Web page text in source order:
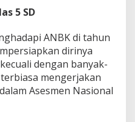
5 SD
ANBK di tahun
dirinya
dengan banyak-
mengerjakan
Asesmen Nasional